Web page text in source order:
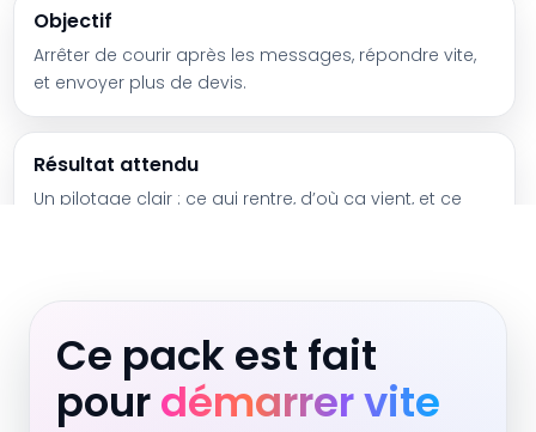
Objectif
Arrêter de courir après les messages, répondre vite,
et envoyer plus de devis.
Résultat attendu
Un pilotage clair : ce qui rentre, d’où ça vient, et ce
Ce pack est fait
pourdémarrer vite